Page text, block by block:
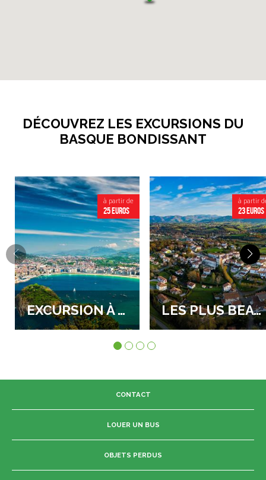
DÉCOUVREZ LES EXCURSIONS DU
BASQUE BONDISSANT
à partir de
25 euros
EXCURSION À SAN SEBASTIAN
à partir
23 euros
LES PLUS BEAUX VILLAGES : SARE, AINHOA ET ESPELETTE
CONTACT
LOUER UN BUS
OBJETS PERDUS